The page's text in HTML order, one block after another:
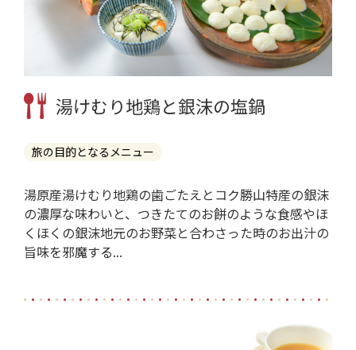
湯けむり地鶏と銀沫の塩鍋
旅の目的となるメニュー
湯原産湯けむり地鶏の歯ごたえとコク勝山特産の銀沫
の濃厚な味わいと、つきたてのお餅のような食感やほ
くほくの銀沫地元のお野菜と合わさった時のお出汁の
旨味を邪魔する...